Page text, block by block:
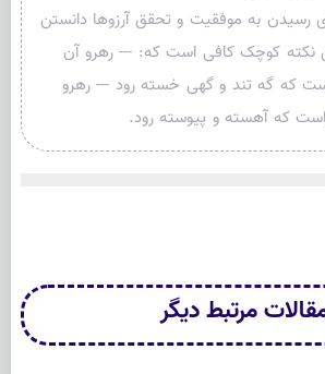
رسیدن به موفقیت و تحقق آرزوها دانستن
نکته کوچک کافی است که: --- رهرو آن
که گه تند و گهی خسته رود --- رهرو
که آهسته و پیوسته رود.
مرتبطدیگر